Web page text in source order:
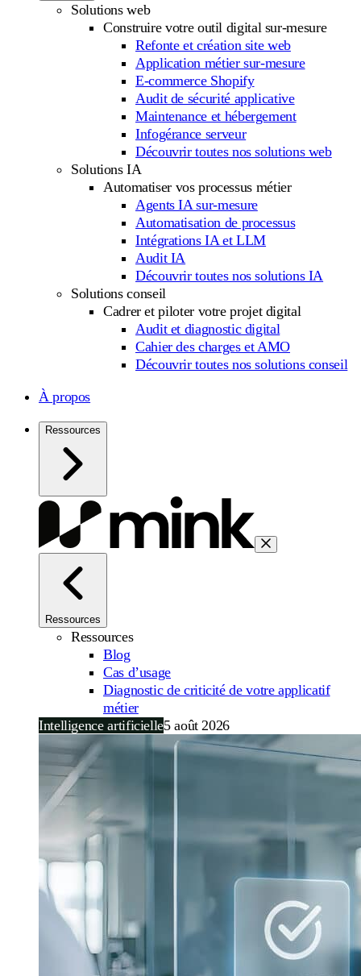
Solutions web
Construire votre outil digital sur-mesure
Refonte et création site web
Application métier sur-mesure
E-commerce Shopify
Audit de sécurité applicative
Maintenance et hébergement
Infogérance serveur
Découvrir toutes nos solutions web
Solutions IA
Automatiser vos processus métier
Agents IA sur-mesure
Automatisation de processus
Intégrations IA et LLM
Audit IA
Découvrir toutes nos solutions IA
Solutions conseil
Cadrer et piloter votre projet digital
Audit et diagnostic digital
Cahier des charges et AMO
Découvrir toutes nos solutions conseil
À propos
Ressources
Ressources
Ressources
Blog
Cas d’usage
Diagnostic de criticité de votre applicatif
métier
Intelligence artificielle5 août 2026